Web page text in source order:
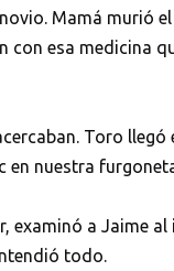
Mamá murió
con esa medicina
Toro llegó
en nuestra
examinó a Jaime
todo.